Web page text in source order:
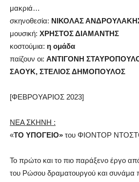
μακριά…
σκηνοθεσία: ΝΙΚΟΛΑΣ
μουσική: ΧΡΗΣΤΟΣ ΔΙΑΜΑΝΤΗΣ
κοστούμια: η ομάδα
παίζουν οι: ΑΝΤΙΓΟΝΗ
ΣΑΟΥΚ, ΣΤΕΛΙΟΣ ΔΗΜΟΠΟΥΛΟΣ
[ΦΕΒΡΟΥΑΡΙΟΣ 2023]
ΝΕΑ ΣΚΗΝΗ :
«ΤΟ ΥΠΟΓΕΙΟ» του ΦΙΟΝΤΟΡ
Το πρώτο και το πιο παράξενο έργο
του Ρώσου δραματουργού και συνάμα